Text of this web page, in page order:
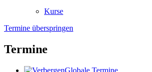
Kurse
Termine überspringen
Termine